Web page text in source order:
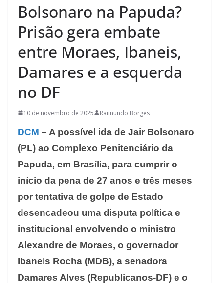
Bolsonaro na Papuda?
Prisão gera embate
entre Moraes, Ibaneis,
Damares e a esquerda
no DF
10 de novembro de 2025 Raimundo Borges
DCM – A possível ida de Jair Bolsonaro
(PL) ao Complexo Penitenciário da
Papuda, em Brasília, para cumprir o
início da pena de 27 anos e três meses
por tentativa de golpe de Estado
desencadeou uma disputa política e
institucional envolvendo o ministro
Alexandre de Moraes, o governador
Ibaneis Rocha (MDB), a senadora
Damares Alves (Republicanos-DF) e o